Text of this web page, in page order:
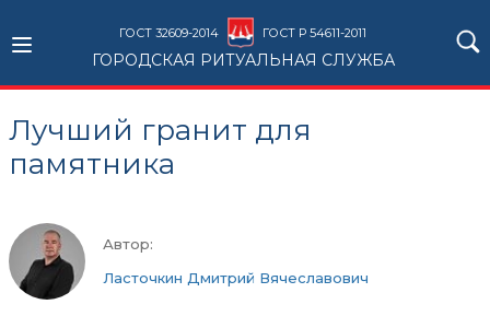
ГОСТ 32609-2014 ГОСТ Р 54611-2011
ГОРОДСКАЯ РИТУАЛЬНАЯ СЛУЖБА
Лучший гранит для
памятника
Автор:
Ласточкин Дмитрий Вячеславович